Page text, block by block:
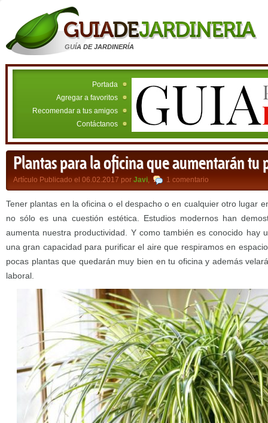
GUÍA DE JARDINERÍA
Portada
Agregar a favoritos
Recomendar a tus amigos
Contáctanos
Plantas para la oficina que aumentarán tu
Artículo Publicado el 06.02.2017 por Javi, 1 comentario
Tener plantas en la oficina o el despacho o en cualquier otro lugar
no sólo es una cuestión estética. Estudios modernos han
aumenta nuestra productividad. Y como también es conocido hay
una gran capacidad para purificar el aire que respiramos en
pocas plantas que quedarán muy bien en tu oficina y además
laboral.